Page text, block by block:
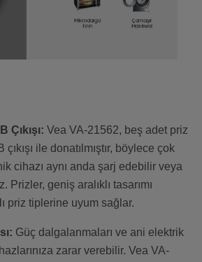
Çıkışı: Vea VA-21562, beş adet priz
ile donatılmıştır, böylece çok
cihazı aynı anda şarj edebilir veya
Prizler, geniş aralıklı tasarımı
priz tiplerine uyum sağlar.
Güç dalgalanmaları ve ani elektrik
zarar verebilir. Vea VA-